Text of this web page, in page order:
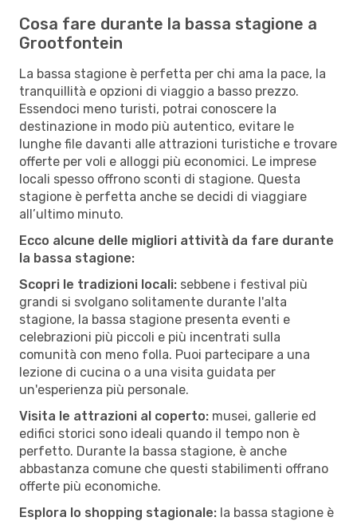
Cosa fare durante la bassa stagione a
Grootfontein
La bassa stagione è perfetta per chi ama la pace, la
tranquillità e opzioni di viaggio a basso prezzo.
Essendoci meno turisti, potrai conoscere la
destinazione in modo più autentico, evitare le
lunghe file davanti alle attrazioni turistiche e trovare
offerte per voli e alloggi più economici. Le imprese
locali spesso offrono sconti di stagione. Questa
stagione è perfetta anche se decidi di viaggiare
all’ultimo minuto.
Ecco alcune delle migliori attività da fare durante
la bassa stagione:
Scopri le tradizioni locali: sebbene i festival più
grandi si svolgano solitamente durante l'alta
stagione, la bassa stagione presenta eventi e
celebrazioni più piccoli e più incentrati sulla
comunità con meno folla. Puoi partecipare a una
lezione di cucina o a una visita guidata per
un'esperienza più personale.
Visita le attrazioni al coperto: musei, gallerie ed
edifici storici sono ideali quando il tempo non è
perfetto. Durante la bassa stagione, è anche
abbastanza comune che questi stabilimenti offrano
offerte più economiche.
Esplora lo shopping stagionale: la bassa stagione è